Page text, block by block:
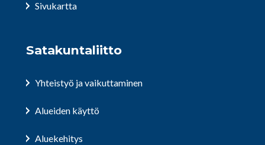
Sivukartta
Satakuntaliitto
Yhteistyö ja vaikuttaminen
Alueiden käyttö
Aluekehitys